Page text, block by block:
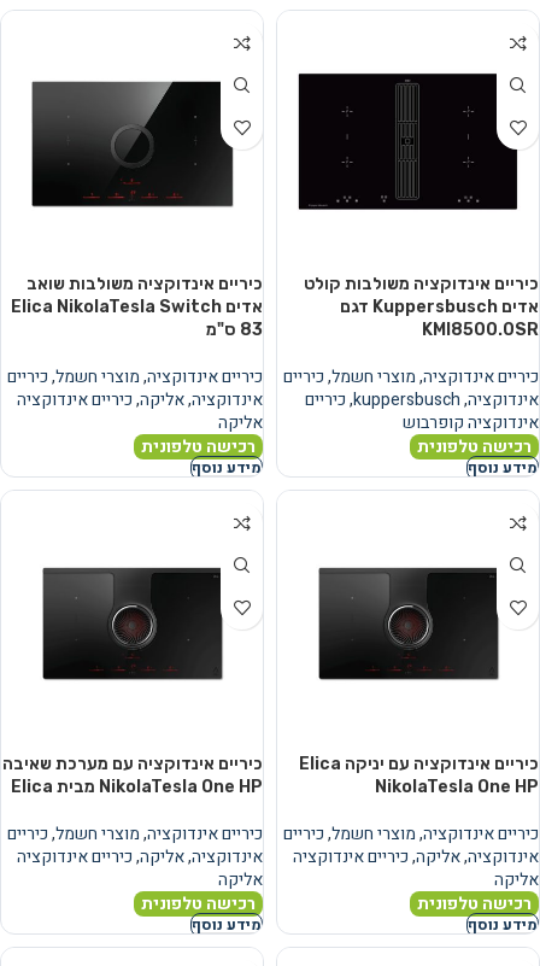
כיריים אינדוקציה משולבות קולט
אדים Kuppersbusch דגם
KMI8500.0SR
כיריים אינדוקציה,מוצרי חשמל,כיריים
אינדוקציה,
kuppersbusch
,כיריים
אינדוקציה קופרבוש
רכישה טלפונית
מידע נוסף
כיריים אינדוקציה משולבות שואב
אדים Elica NikolaTesla Switch
83 ס"מ
כיריים אינדוקציה,מוצרי חשמל,כיריים
אינדוקציה,אליקה,כיריים אינדוקציה
אליקה
רכישה טלפונית
מידע נוסף
כיריים אינדוקציה עם יניקה Elica
NikolaTesla One HP
כיריים אינדוקציה,מוצרי חשמל,כיריים
אינדוקציה,אליקה,כיריים אינדוקציה
אליקה
רכישה טלפונית
מידע נוסף
כיריים אינדוקציה עם מערכת שאיבה
NikolaTesla One HP מבית Elica
כיריים אינדוקציה,מוצרי חשמל,כיריים
אינדוקציה,אליקה,כיריים אינדוקציה
אליקה
רכישה טלפונית
מידע נוסף